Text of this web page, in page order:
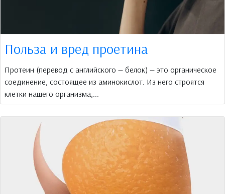
Польза и вред проетина
Протеин (перевод с английского — белок) — это органическое
соединение, состоящее из аминокислот. Из него строятся
клетки нашего организма,...